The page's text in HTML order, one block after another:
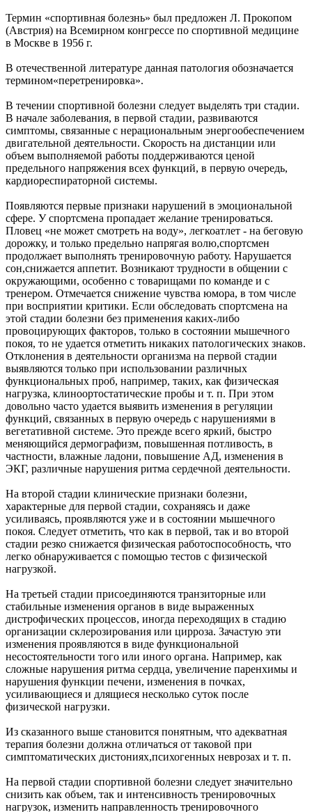
Термин «спортивная болезнь» был предложен Л. Прокопом
(Австрия) на Всемирном конгрессе по спортивной медицине
в Москве в 1956 г.
В отечественной литературе данная патология обозначается
термином«перетренировка».
В течении спортивной болезни следует выделять три стадии.
В начале заболевания, в первой стадии, развиваются
симптомы, связанные с нерациональным энергообеспечением
двигательной деятельности. Скорость на дистанции или
объем выполняемой работы поддерживаются ценой
предельного напряжения всех функций, в первую очередь,
кардиореспираторной системы.
Появляются первые признаки нарушений в эмоциональной
сфере. У спортсмена пропадает желание тренироваться.
Пловец «не может смотреть на воду», легкоатлет - на беговую
дорожку, и только предельно напрягая волю,спортсмен
продолжает выполнять тренировочную работу. Нарушается
сон,снижается аппетит. Возникают трудности в общении с
окружающими, особенно с товарищами по команде и с
тренером. Отмечается снижение чувства юмора, в том числе
при восприятии критики. Если обследовать спортсмена на
этой стадии болезни без применения каких-либо
провоцирующих факторов, только в состоянии мышечного
покоя, то не удается отметить никаких патологических знаков.
Отклонения в деятельности организма на первой стадии
выявляются только при использовании различных
функциональных проб, например, таких, как физическая
нагрузка, клиноортостатические пробы и т. п. При этом
довольно часто удается выявить изменения в регуляции
функций, связанных в первую очередь с нарушениями в
вегетативной системе. Это прежде всего яркий, быстро
меняющийся дермографизм, повышенная потливость, в
частности, влажные ладони, повышение АД, изменения в
ЭКГ, различные нарушения ритма сердечной деятельности.
На второй стадии клинические признаки болезни,
характерные для первой стадии, сохраняясь и даже
усиливаясь, проявляются уже и в состоянии мышечного
покоя. Следует отметить, что как в первой, так и во второй
стадии резко снижается физическая работоспособность, что
легко обнаруживается с помощью тестов с физической
нагрузкой.
На третьей стадии присоединяются транзиторные или
стабильные изменения органов в виде выраженных
дистрофических процессов, иногда переходящих в стадию
организации склерозирования или цирроза. Зачастую эти
изменения проявляются в виде функциональной
несостоятельности того или иного органа. Например, как
сложные нарушения ритма сердца, увеличение паренхимы и
нарушения функции печени, изменения в почках,
усиливающиеся и длящиеся несколько суток после
физической нагрузки.
Из сказанного выше становится понятным, что адекватная
терапия болезни должна отличаться от таковой при
симптоматических дистониях,психогенных неврозах и т. п.
На первой стадии спортивной болезни следует значительно
снизить как объем, так и интенсивность тренировочных
нагрузок, изменить направленность тренировочного